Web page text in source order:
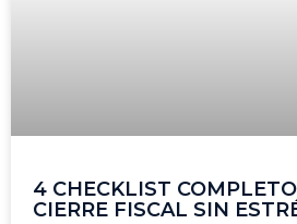
4 CHECKLIST
CIERRE FISCAL SIN